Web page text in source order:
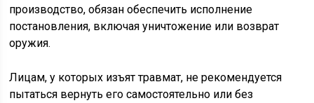
производство, обязан обеспечить исполнение
постановления, включая уничтожение или возврат
оружия.
Лицам, у которых изъят травмат, не рекомендуется
пытаться вернуть его самостоятельно или без